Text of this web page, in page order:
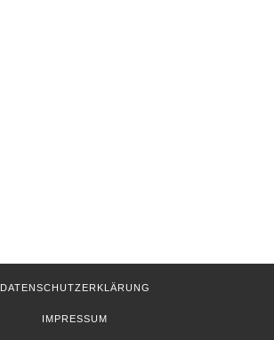
DATENSCHUTZERKLÄRUNG
IMPRESSUM